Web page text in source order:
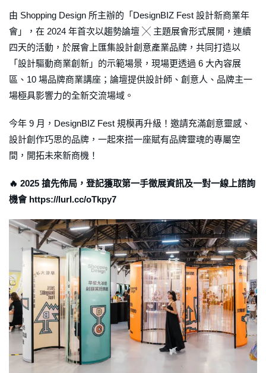
由 Shopping Design 所主辦的「DesignBIZ Fest 設計新商業年
會」，在 2024 年首次以趨勢論壇 ╳ 主題展會形式展開，連續
四天的活動，於展會上匯集設計創意產業品牌，共同打造以
「設計驅動商業創新」的示範場景，現場更透過 6 大內容展
區、10 場品牌商業講座；論壇提供設計師、創意人、品牌主一
場極具影響力的全新交流場域。
今年 9 月，DesignBIZ Fest 規模再升級！邀請充滿創意靈感、
設計創作巧思的品牌，一起來搭一座賦有品牌靈魂的專屬空
間，開拓未來新商機！
🔥 2025 搶先佈局，登記獲取第一手徵展資訊及一對一線上諮詢
機會 https://lurl.cc/oTkpy7